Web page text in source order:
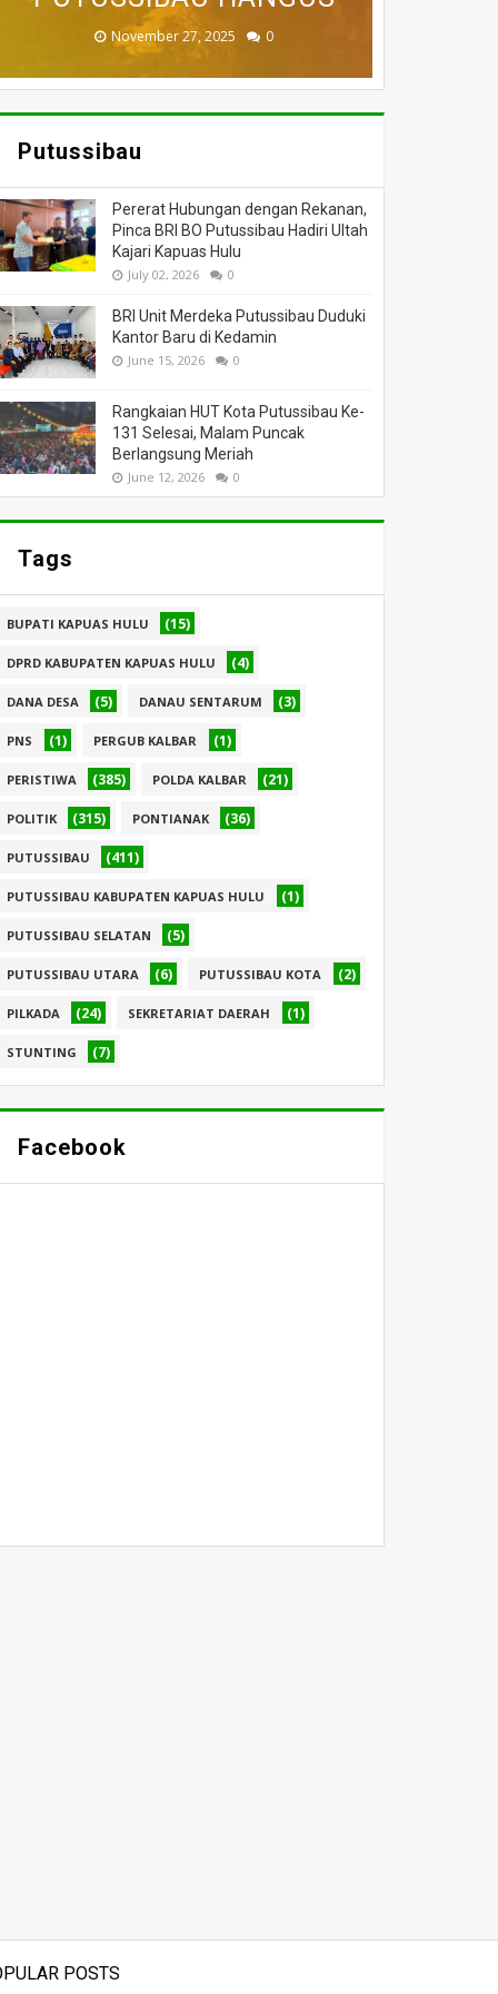
July 05, 2026 0
November 27, 2025 0
March 26, 2025 0
March 13, 2025 0
February 18, 2025 0
Putussibau
Pererat Hubungan dengan Rekanan,
Pinca BRI BO Putussibau Hadiri Ultah
Kajari Kapuas Hulu
July 02, 2026 0
BRI Unit Merdeka Putussibau Duduki
Kantor Baru di Kedamin
June 15, 2026 0
Rangkaian HUT Kota Putussibau Ke-
131 Selesai, Malam Puncak
Berlangsung Meriah
June 12, 2026 0
Tags
BUPATI KAPUAS HULU (15)
DPRD KABUPATEN KAPUAS HULU (4)
DANA DESA (5) DANAU SENTARUM (3)
PNS (1) PERGUB KALBAR (1)
PERISTIWA (385) POLDA KALBAR (21)
POLITIK (315) PONTIANAK (36)
PUTUSSIBAU (411)
PUTUSSIBAU KABUPATEN KAPUAS HULU (1)
PUTUSSIBAU SELATAN (5)
PUTUSSIBAU UTARA (6) PUTUSSIBAU KOTA (2)
PILKADA (24) SEKRETARIAT DAERAH (1)
STUNTING (7)
Facebook
POSTS